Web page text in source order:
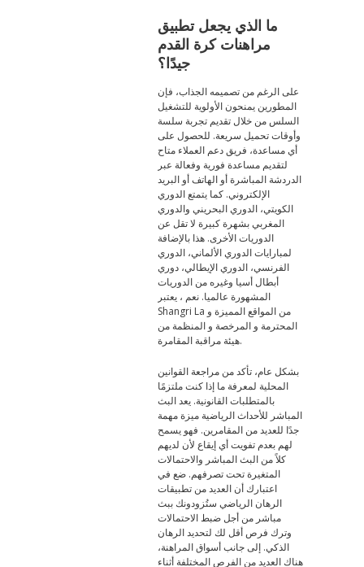
ما الذي يجعل تطبيق
مراهنات كرة القدم
جيدًا؟
على الرغم من تصميمه الجذاب، فإن
المطورين يمنحون الأولوية للتشغيل
السلس من خلال تقديم تجربة سلسة
وأوقات تحميل سريعة. للحصول على
أي مساعدة، فريق دعم العملاء متاح
لتقديم مساعدة فورية وفعالة عبر
الدردشة المباشرة أو الهاتف أو البريد
الإلكتروني. كما يتمتع الدوري
الكويتي، الدوري البحريني والدوري
المغربي بشهرة كبيرة لا تقل عن
الدوريات الأخرى. هذا بالإضافة
لمبارايات الدوري الألماني، الدوري
الفرنسي، الدوري الإيطالي، دوري
أبطال أسيا وغيره من الدوريات
المشهورة عالميا. نعم ، يعتبر
Shangri La من المواقع المميزة و
المحترمة و المرخصة و المنظمة من
هيئة مراقبة المقامرة.
بشكل عام، تأكد من مراجعة القوانين
المحلية لمعرفة ما إذا كنت ملتزمًا
بالمتطلبات القانونية. يعد البث
المباشر للأحداث الرياضية ميزة مهمة
جدًا للعديد من المقامرين. فهو يسمح
لهم بعدم تفويت أي إيقاع لأن لديهم
كلاً من البث المباشر والاحتمالات
المتغيرة تحت تصرفهم. ضع في
اعتبارك أن العديد من تطبيقات
الرهان الرياضي ستُزودونك ببث
مباشر من أجل ضبط الاحتمالات
وترك فرص أقل لك لتحديد الرهان
الذكي. إلى جانب أسواق المراهنة،
هناك العديد من الفرص المختلفة أثناء